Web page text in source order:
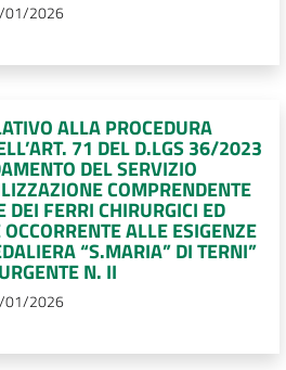
01/2026
ALLA PROCEDURA
71 DEL D.LGS 36/2023
DEL SERVIZIO
COMPRENDENTE
FERRI CHIRURGICI ED
ALLE ESIGENZE
“S.MARIA” DI TERNI”
N. II
01/2026